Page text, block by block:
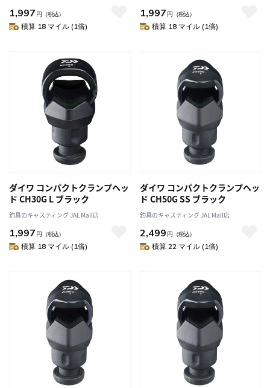
1,997 円 （税込）
積算 18 マイル (1倍)
1,997 円 （税込）
積算 18 マイル (1倍)
ダイワ コンパクトクランプヘッ
ド CH30G L ブラック
釣具のキャスティング JAL Mall店
1,997 円 （税込）
積算 18 マイル (1倍)
ダイワ コンパクトクランプヘッ
ド CH50G SS ブラック
釣具のキャスティング JAL Mall店
2,499 円 （税込）
積算 22 マイル (1倍)